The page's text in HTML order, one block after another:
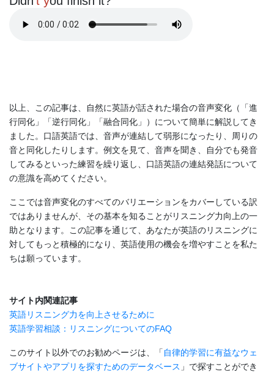
以上、この記事は、自然に英語が話された場合の音声変化（「進
行同化」「逆行同化」「融合同化」）について簡単に解説してき
ました。口語英語では、音声が連結して弱形になったり、周りの
音と同化したりします。例文を見て、音声を聞き、自分でも発音
してみるといった練習を繰り返し、口語英語の連結発話について
の意識を高めてください。
ここでは音声変化のすべてのバリエーションをカバーしている訳
ではありませんが、その基本を知ることがリスニング力向上の一
助となります。この記事を通じて、あなたが英語のリスニングに
対してもっと積極的になり、英語使用の機会を増やすことを私た
ちは願っています。
サイト内関連記事
英語リスニング力を向上させるために
英語学習相談：リスニングについてのFAQ
このサイト以外でのお勧めページは、「 自律的学習に有益なウェ
ブサイトやアプリを探すためのデータベース 」で探すことができ